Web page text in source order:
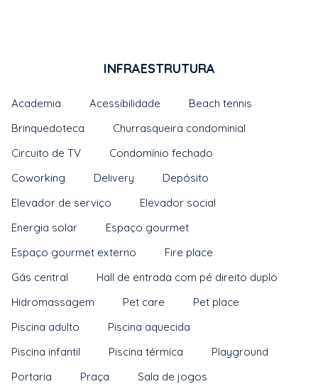
INFRAESTRUTURA
Academia Acessibilidade
Beach tennis
Brinquedoteca
Churrasqueira condominial
Circuito de TV
Condomínio fechado
Coworking
Delivery
Depósito
Elevador de serviço
Elevador social
Energia solar
Espaço gourmet
Espaço gourmet externo
Fire place
Gás central
Hall de entrada com pé direito duplo
Hidromassagem
Pet care
Pet place
Piscina adulto
Piscina aquecida
Piscina infantil
Piscina térmica
Playground
Portaria
Praça
Sala de jogos